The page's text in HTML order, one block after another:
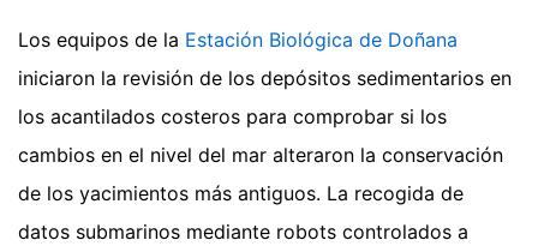
Los equipos de la Estación Biológica de Doñana
iniciaron la revisión de los depósitos sedimentarios en
los acantilados costeros para comprobar si los
cambios en el nivel del mar alteraron la conservación
de los yacimientos más antiguos. La recogida de
datos submarinos mediante robots controlados a